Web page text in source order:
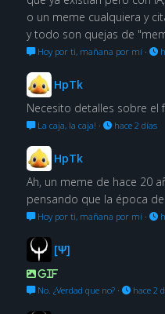
o un meme cualquiera y
y todo son quejas de
Hoy por ti, mañana por mí·
HpTk
Necesito detalles sobre el
La caja, la caja! · hace 2 días
HpTk
Ah, un meme de hace 20
pensando que la época
Hoy por ti, mañana por mí·
[Ψ]
GIF
No. ¿Verdad que no?· hace 2